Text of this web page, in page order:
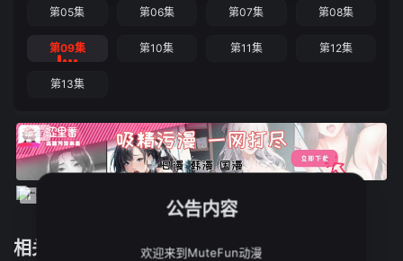
第05集 第06集 第07集 第08集
第09集 第10集 第11集 第12集
第13集
相关推荐
公告内容
欢迎来到MuteFun动漫